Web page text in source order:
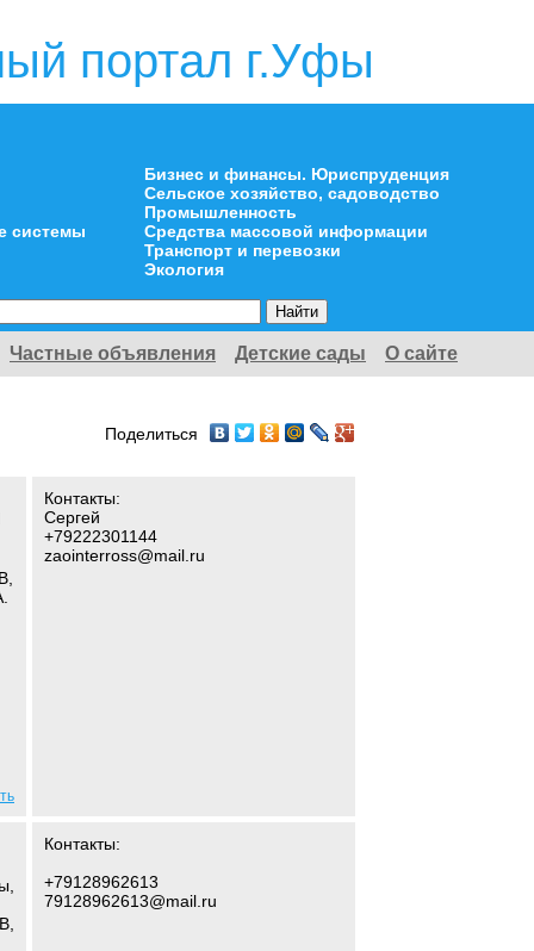
портал г.Уфы
системы
Бизнес и финансы. Юриспруденция
Сельское хозяйство, садоводство
Промышленность
Средства массовой информации
Транспорт и перевозки
Экология
Частные объявления Детские сады О сайте
Поделиться
Контакты:
Сергей
+79222301144
zaointerross@mail.ru
Контакты:
+79128962613
79128962613@mail.ru